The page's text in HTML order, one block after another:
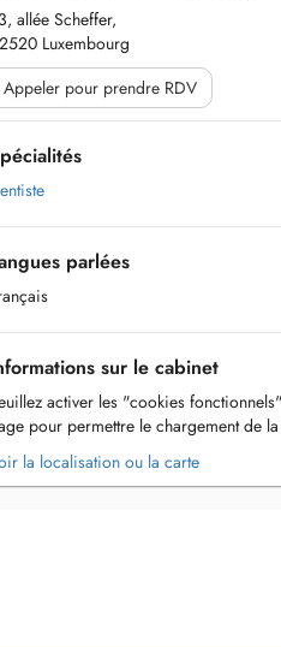
allée Scheffer,
Luxembourg
Appeler pour prendre RDV
parlées
sur le cabinet
activer les "cookies
pour permettre le chargement de
la localisation ou la carte